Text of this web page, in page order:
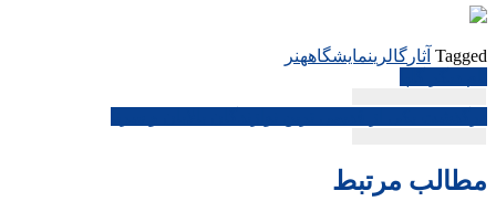
Tagged آثار گالرینمایشگاههنر
راهبری
نوشته
مطالب مرتبط